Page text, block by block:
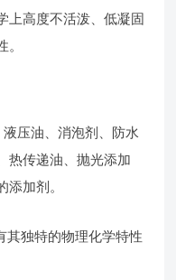
上高度不活泼、低凝固
压油、消泡剂、防水
热传递油、抛光添加
加剂。
其独特的物理化学特性